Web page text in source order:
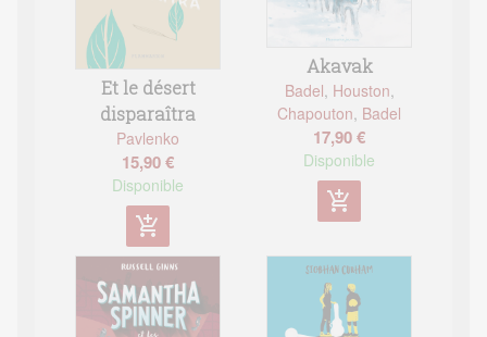
Et le désert
disparaîtra
Pavlenko
15,90 €
Disponible
add_shopping_cart
Akavak
Badel, Houston,
Chapouton, Badel
17,90 €
Disponible
add_shopping_cart